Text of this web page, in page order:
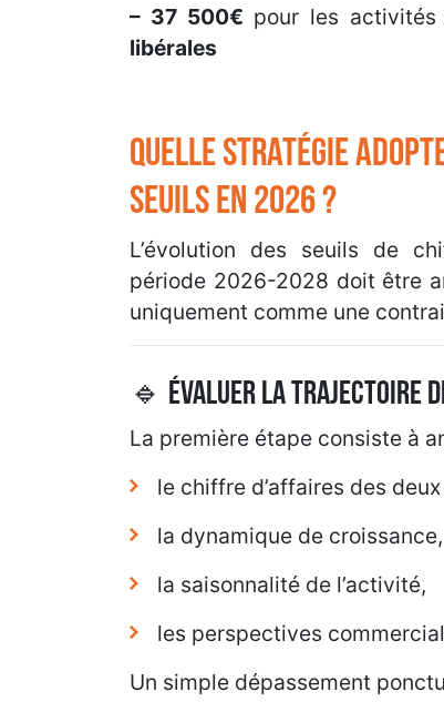
– 37 500€ pour les activités
libérales
Quelle stratégie
seuils en 2026 ?
L’évolution des seuils de
période 2026-2028 doit être
uniquement comme une
🔹 Évaluer la trajectoire
La première étape consiste à
le chiffre d’affaires des
la dynamique de croissance,
la saisonnalité de l’activité,
les perspectives
Un simple dépassement